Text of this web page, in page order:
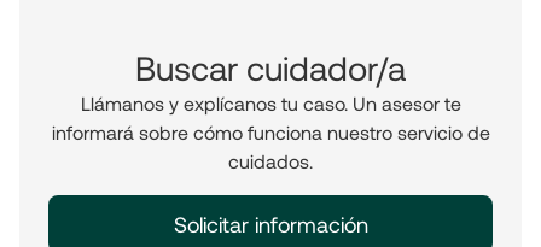
Buscar cuidador/a
Llámanos y explícanos tu caso. Un asesor te
informará sobre cómo funciona nuestro servicio de
cuidados.
Solicitar información